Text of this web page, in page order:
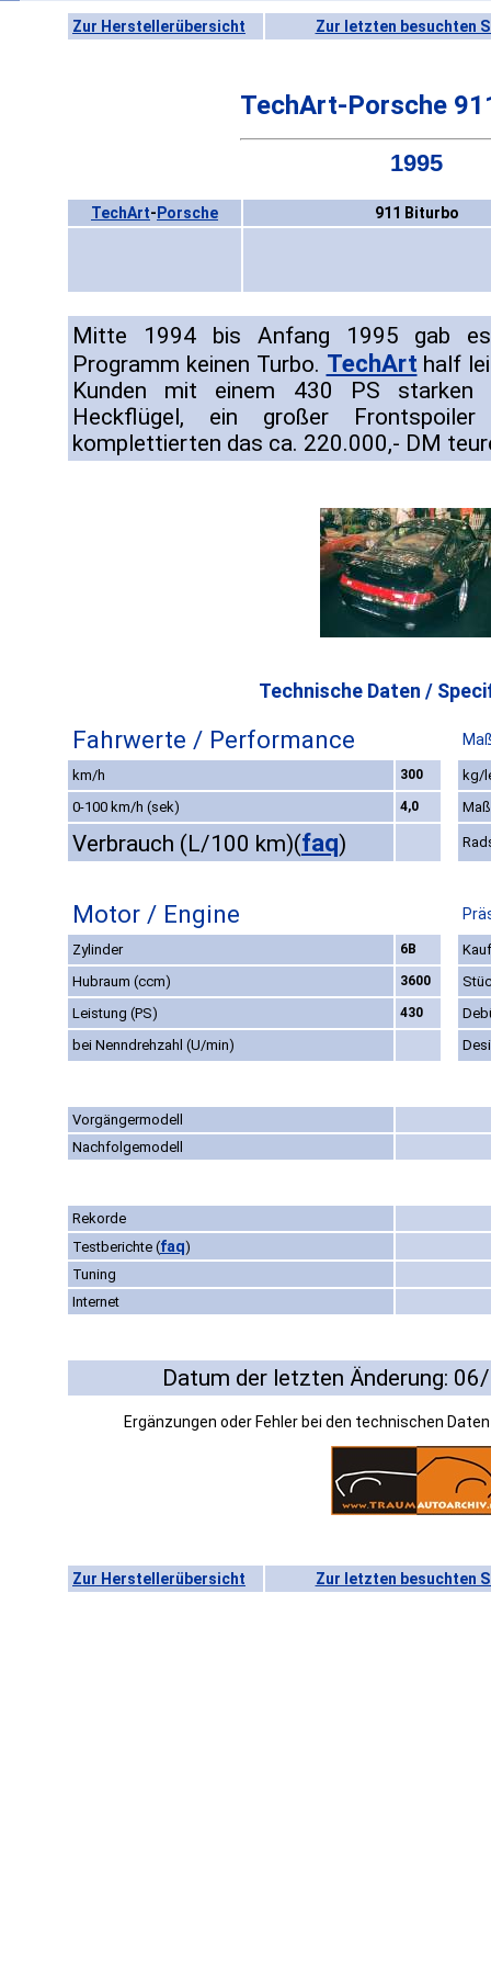
Zur Herstellerübersicht Zur letzten besuchten
TechArt-Porsche
1995
TechArt- Porsche 911 Biturbo
Mitte 1994 bis Anfang 1995 gab
Programm keinen Turbo. TechArt half
Kunden mit einem 430 PS starken
Heckflügel, ein großer
komplettierten das ca. 220.000,- DM
Technische Daten /
Fahrwerte / Performance
km/h 300
kg/
0-100 km/h (sek)
4,0
Verbrauch (L/100 km)(faq)
Motor / Engine
Zylinder 6B
Hubraum (ccm)
3600
Leistung (PS)
430
bei Nenndrehzahl (U/min)
Vorgängermodell
Nachfolgemodell
Rekorde
Testberichte (faq)
Tuning
Internet
Datum der letzten Änderung:
Ergänzungen oder Fehler bei den technischen
Zur Herstellerübersicht Zur letzten besuchten